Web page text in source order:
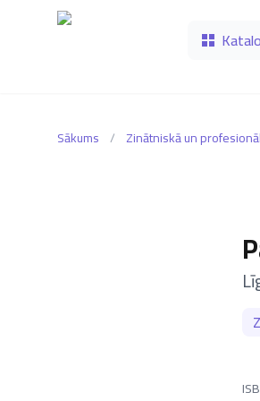
Sākums / Zinātniskā un
–